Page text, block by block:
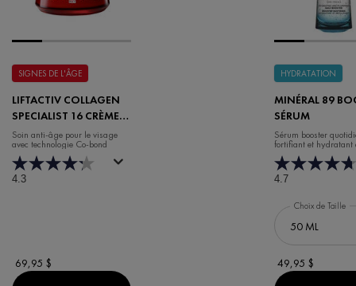
SIGNES DE L'ÂGE
LIFTACTIV COLLAGEN
SPECIALIST 16 CRÈME
DE JOUR
Soin anti-âge pour le visage
avec technologie Co-bond
4.3
69,95 $
HYDRATATION
MINÉRAL 89
SÉRUM
Sérum booster
fortifiant et hydratant
acide hyaluronique
4.7
Choix de Taille
49,95 $